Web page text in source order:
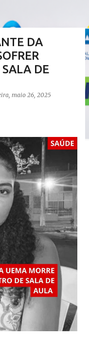
DA
DE
maio 26, 2025